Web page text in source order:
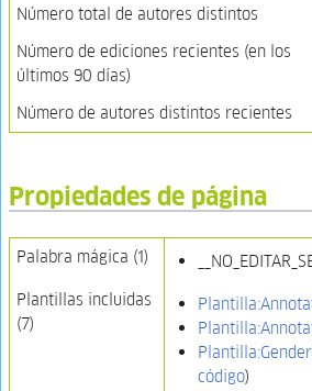
Número total de autores distintos
Número de ediciones recientes (en los
últimos 90 días)
Número de autores distintos recientes
Propiedades de página
Palabra mágica (1)
Plantillas incluidas
(7)
código)